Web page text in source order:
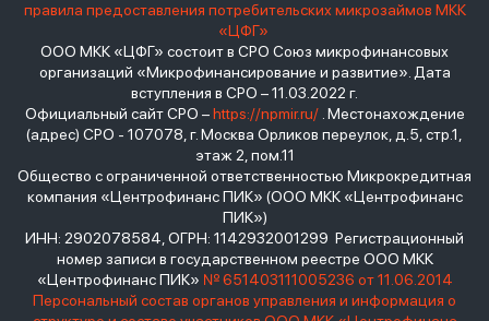
правила предоставления потребительских микрозаймов МКК
«ЦФГ»
ООО МКК «ЦФГ» состоит в СРО Союз микрофинансовых
организаций «Микрофинансирование и развитие». Дата
вступления в СРО – 11.03.2022 г.
Официальный сайт СРО –https://npmir.ru/. Местонахождение
(адрес) СРО - 107078, г. Москва Орликов переулок, д.5, стр.1,
этаж 2, пом.11
Общество с ограниченной ответственностью Микрокредитная
компания «Центрофинанс ПИК» (ООО МКК «Центрофинанс
ПИК»)
ИНН: 2902078584, ОГРН: 1142932001299 Регистрационный
номер записи в государственном реестре ООО МКК
«Центрофинанс ПИК» № 651403111005236 от 11.06.2014
Персональный состав органов управления и информация о